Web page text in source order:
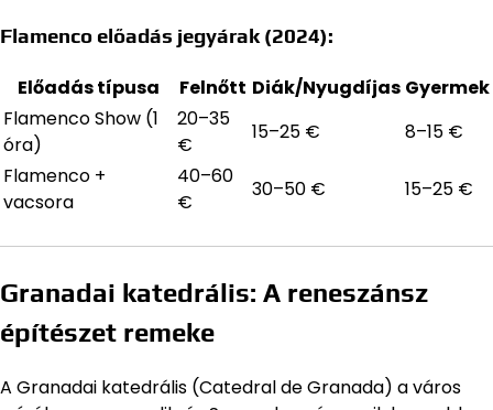
Flamenco előadás jegyárak (2024):
Előadás típusa Felnőtt Diák/Nyugdíjas Gyermek
Flamenco Show (1
óra)
20–35
€
15–25 €
8–15 €
Flamenco +
vacsora
40–60
€
30–50 € 15–25 €
Granadai katedrális: A reneszánsz
építészet remeke
A Granadai katedrális (Catedral de Granada) a város